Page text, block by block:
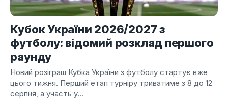
Кубок України 2026/2027 з
футболу: відомий розклад першого
раунду
Новий розіграш Кубка України з футболу стартує вже
цього тижня. Перший етап турніру триватиме з 8 до 12
серпня, а участь у...